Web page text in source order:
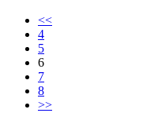
<<
4
5
6
7
8
>>